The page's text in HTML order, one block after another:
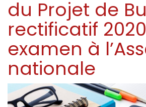
du Projet de
rectificatif
examen à
nationale